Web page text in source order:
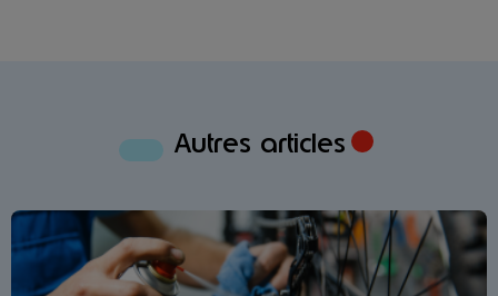
Autres articles